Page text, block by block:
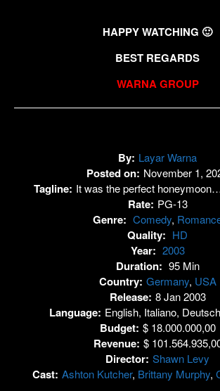
HAPPY WATCHING 🙂
BEST REGARDS
WARNA GROUP
By: Layar Warna
Posted on: November 1,
Tagline: It was the perfect
Rate: PG-13
Genre: Comedy,
Quality: HD
Year: 2003
Duration: 95 Min
Country: Germany, USA
Release: 8 Jan 2003
Language: English, Italiano,
Budget: $ 18.000.000,00
Revenue: $
Director: Shawn Levy
Cast: Ashton Kutcher, Brittany Murphy,